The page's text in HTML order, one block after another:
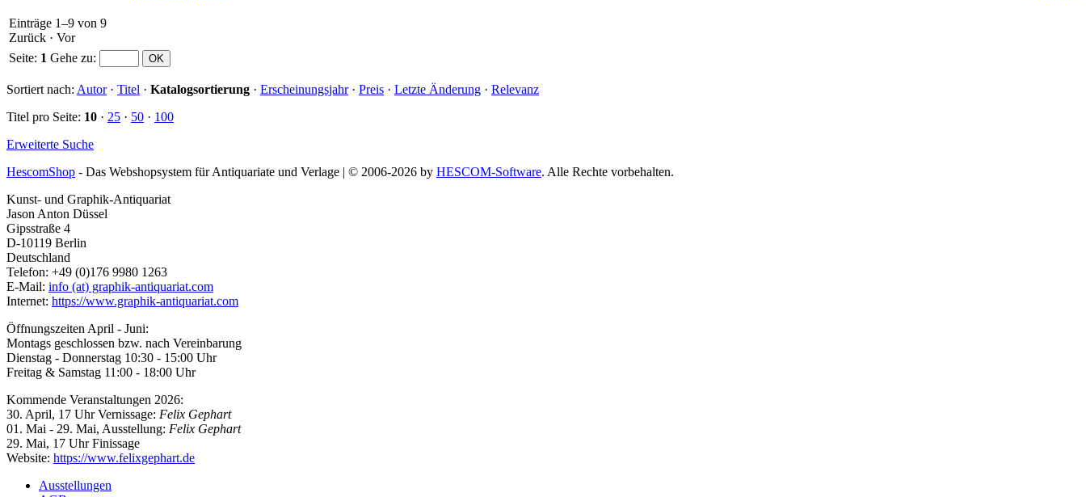
Einträge 1–9 von 9
Zurück · Vor
Seite: 1 Gehe zu:
Sortiert nach: Autor· Titel · Katalogsortierung · Erscheinungsjahr· Preis · Letzte Änderung · Relevanz
Titel pro Seite: 10 · 25 · 50 · 100
Erweiterte Suche
HescomShop - Das Webshopsystem für Antiquariate und Verlage | © 2006-2026 by HESCOM-Software. Alle Rechte vorbehalten.
Kunst- und Graphik-Antiquariat
Jason Anton Düssel
Gipsstraße 4
D-10119 Berlin
Deutschland
Telefon: +49 (0)176 9980 1263
E-Mail: info (at) graphik-antiquariat.com
Internet: https://www.graphik-antiquariat.com
Öffnungszeiten April - Juni:
Montags geschlossen bzw. nach Vereinbarung
Dienstag - Donnerstag 10:30 - 15:00 Uhr
Freitag & Samstag 11:00 - 18:00 Uhr
Kommende Veranstaltungen 2026:
30. April, 17 Uhr Vernissage: Felix Gephart
01. Mai - 29. Mai, Ausstellung: Felix Gephart
29. Mai, 17 Uhr Finissage
Website: https://www.felixgephart.de
Ausstellungen